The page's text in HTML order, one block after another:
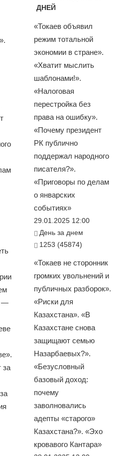
—
за
ДНЕЙ
«Токаев объявил
режим тотальной
экономии в стране».
«Хватит мыслить
шаблонами!».
«Налоговая
перестройка без
права на ошибку».
«Почему президент
РК публично
поддержал народного
писателя?».
«Приговоры по делам
о январских
событиях»
29.01.2025 12:00
День за днем
1253 (45874)
«Токаев не сторонник
громких увольнений и
публичных разборок».
«Риски для
Казахстана». «В
Казахстане снова
защищают семью
Назарбаевых?».
«Безусловный
базовый доход:
почему
заволновались
адепты «старого»
Казахстана?». «Эхо
кровавого Кантара»